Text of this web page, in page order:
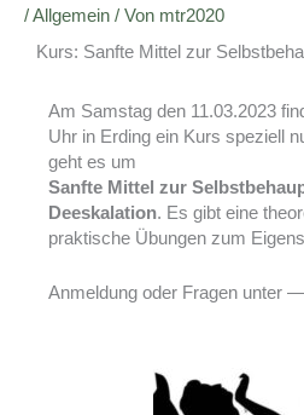
/Allgemein / Von mtr2020
Kurs: Sanfte Mittel zur
Am Samstag den 11.03.2023
Uhr in Erding ein Kurs speziell
geht es um
Sanfte Mittel zur
Deeskalation. Es gibt eine
praktische Übungen zum
Anmeldung oder Fragen unter